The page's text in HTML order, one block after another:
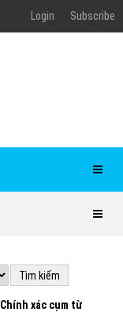
Login Subscribe
Chính xác cụm từ